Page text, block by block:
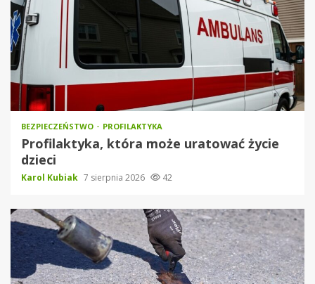
BEZPIECZEŃSTWO PROFILAKTYKA
Profilaktyka, która może uratować życie
dzieci
Karol Kubiak 7 sierpnia 2026 42